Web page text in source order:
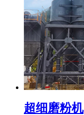
超细磨粉机